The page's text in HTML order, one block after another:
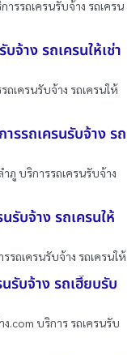
ารรถเครนรับจ้าง รถเครน
จ้าง รถเครนให้เช่า
ถเครนรับจ้าง รถเครนให้
รรถเครนรับจ้าง รถ
ภู บริการรถเครนรับจ้าง
รับจ้าง รถเครนให้
รถเครนรับจ้าง รถเครนให้
รับจ้าง รถเฮี๊ยบรับ
ง.com บริการ รถเครนรับ